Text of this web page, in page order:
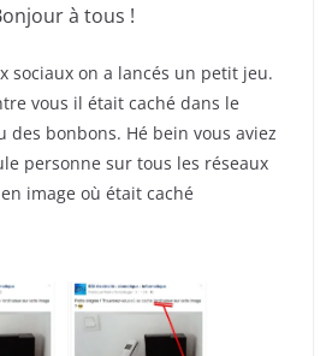
à tous !
sociaux on a lancés un petit jeu.
vous il était caché dans le
des bonbons. Hé bein vous aviez
personne sur tous les réseaux
image où était caché